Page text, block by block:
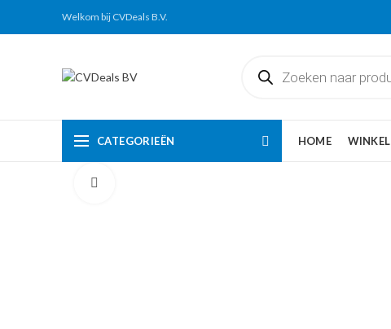
Welkom bij CVDeals B.V.
zoeken
CATEGORIEËN HOME WINKEL